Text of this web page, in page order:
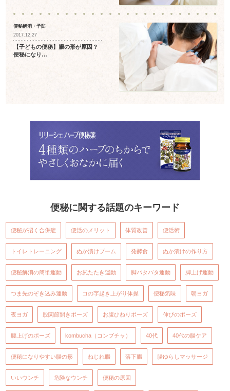
便秘解消・予防
2017.12.27
【子どもの便秘】腸の形が原因？
便秘になり…
便秘に関する話題のキーワード
便秘が招く合併症 便活のメリット 体質改善 便活術
トイレトレーニング ぬか漬けブーム 発酵食 ぬか漬けの作り方
便秘解消の簡単運動 お尻たたき運動 脚バタバタ運動 脚上げ運動
つま先のぞき込み運動 コの字起き上がり体操 便秘気味 朝ヨガ
夜ヨガ 股関節開きポーズ お腹ひねりポーズ 伸びのポーズ
腰上げのポーズ kombucha（コンブチャ） 40代 40代の腸ケア
便秘になりやすい腸の形 ねじれ腸 落下腸 腸ゆらしマッサージ
いいウンチ 危険なウンチ 便秘の原因